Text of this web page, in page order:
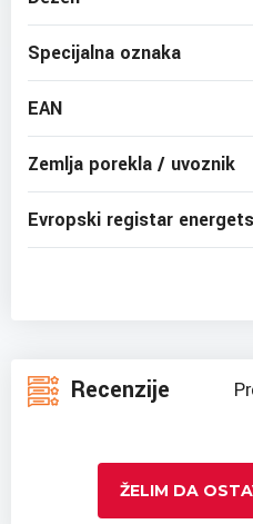
Specijalna oznaka
EAN
Zemlja porekla / uvoznik
Evropski registar
Recenzije
ŽELIM DA